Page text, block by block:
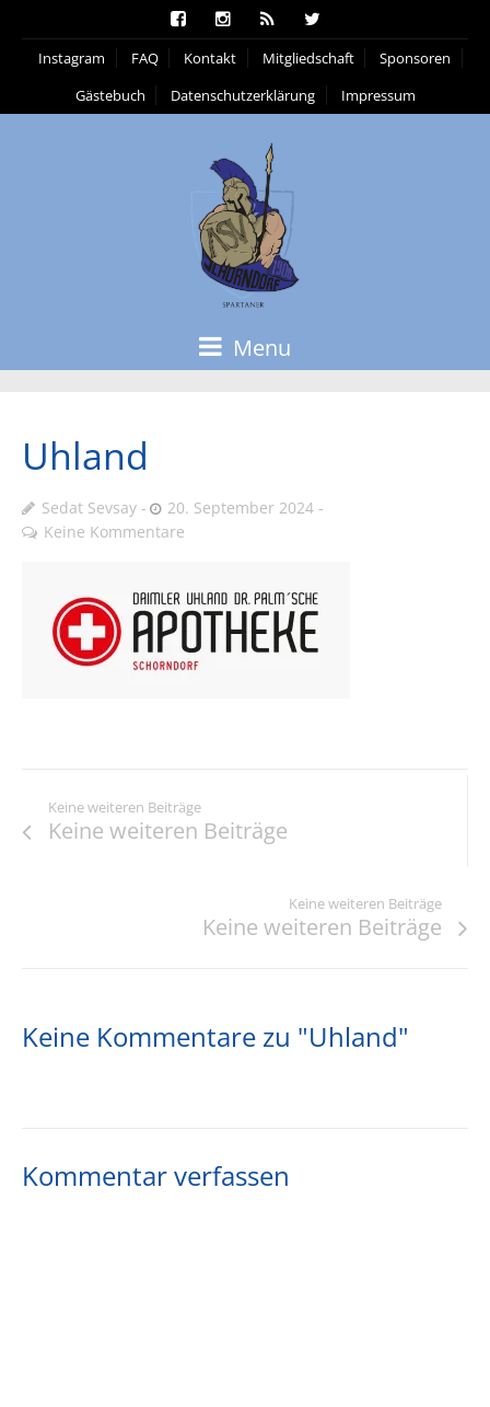
Instagram FAQ Kontakt Mitgliedschaft
Sponsoren
Gästebuch
Datenschutzerklärung Impressum
Menu
Uhland
Sedat Sevsay
20. September 2024
Keine Kommentare
Keine weiteren Beiträge
Keine weiteren Beiträge
Keine weiteren Beiträge
Keine weiteren Beiträge
Keine Kommentare zu "Uhland"
Kommentar verfassen